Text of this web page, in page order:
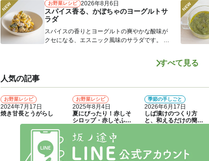
お野菜レシピ 2026年8月6日
スパイス香る、かぼちゃのヨーグルトサ
ラダ
スパイスの香りとヨーグルトの爽やかな酸味が
クセになる、エスニック風味のサラダです。 か
すべて見る
人気の記事
1
お野菜レシピ
2024年7月17日
焼き甘長とうがらし
2
お野菜レシピ
2025年8月4日
夏にぴったり！赤しそ
シロップ・赤しそふり
3
季節の手しごと
2026年6月17日
しば漬けのつくり方
と、和えるだけの簡単